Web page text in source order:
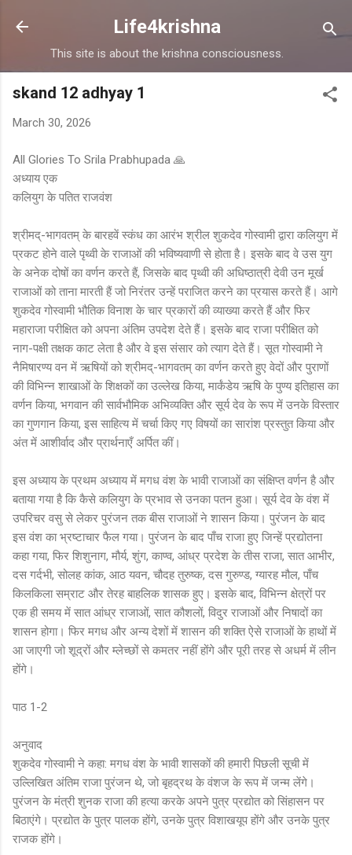
Skip to main content
Life4krishna
This site is about the krishna consciousness.
skand 12 adhyay 1
March 30, 2026
All Glories To Srila Prabhupada 🙏
अध्याय एक
कलियुग के पतित राजवंश
श्रीमद्-भागवतम् के बारहवें स्कंध का आरंभ श्रील शुकदेव गोस्वामी द्वारा कलियुग में
प्रकट होने वाले पृथ्वी के राजाओं की भविष्यवाणी से होता है। इसके बाद वे उस युग
के अनेक दोषों का वर्णन करते हैं, जिसके बाद पृथ्वी की अधिष्ठात्री देवी उन मूर्ख
राजाओं को ताना मारती हैं जो निरंतर उन्हें पराजित करने का प्रयास करते हैं। आगे
शुकदेव गोस्वामी भौतिक विनाश के चार प्रकारों की व्याख्या करते हैं और फिर
महाराजा परीक्षित को अपना अंतिम उपदेश देते हैं। इसके बाद राजा परीक्षित को
नाग-पक्षी तक्षक काट लेता है और वे इस संसार को त्याग देते हैं। सूत गोस्वामी ने
नैमिषारण्य वन में ऋषियों को श्रीमद्-भागवतम् का वर्णन करते हुए वेदों और पुराणों
की विभिन्न शाखाओं के शिक्षकों का उल्लेख किया, मार्कंडेय ऋषि के पुण्य इतिहास का
वर्णन किया, भगवान की सार्वभौमिक अभिव्यक्ति और सूर्य देव के रूप में उनके विस्तार
का गुणगान किया, इस साहित्य में चर्चा किए गए विषयों का सारांश प्रस्तुत किया और
अंत में आशीर्वाद और प्रार्थनाएँ अर्पित कीं।
इस अध्याय के प्रथम अध्याय में मगध वंश के भावी राजाओं का संक्षिप्त वर्णन है और
बताया गया है कि कैसे कलियुग के प्रभाव से उनका पतन हुआ। सूर्य देव के वंश में
उपरिचर वसु से लेकर पुरंजन तक बीस राजाओं ने शासन किया। पुरंजन के बाद
इस वंश का भ्रष्टाचार फैल गया। पुरंजन के बाद पाँच राजा हुए जिन्हें प्रद्योतना
कहा गया, फिर शिशुनाग, मौर्य, शुंग, काण्व, आंध्र प्रदेश के तीस राजा, सात आभीर,
दस गर्दभी, सोलह कांक, आठ यवन, चौदह तुरुष्क, दस गुरुण्ड, ग्यारह मौल, पाँच
किलकिला सम्राट और तेरह बाहलिक शासक हुए। इसके बाद, विभिन्न क्षेत्रों पर
एक ही समय में सात आंध्र राजाओं, सात कौशलों, विदुर राजाओं और निषादों का
शासन होगा। फिर मगध और अन्य देशों में शासन की शक्ति ऐसे राजाओं के हाथों में
आ जाएगी जो शूद्रों और म्लेच्छों से कमतर नहीं होंगे और पूरी तरह से अधर्म में लीन
होंगे।
पाठ 1-2
अनुवाद
शुकदेव गोस्वामी ने कहा: मगध वंश के भावी शासकों की हमारी पिछली सूची में
उल्लिखित अंतिम राजा पुरंजन थे, जो बृहद्रथ के वंशज के रूप में जन्म लेंगे।
पुरंजन के मंत्री शुनक राजा की हत्या करके अपने पुत्र प्रद्योत को सिंहासन पर
बिठाएंगे। प्रद्योत के पुत्र पालक होंगे, उनके पुत्र विशाखयूप होंगे और उनके पुत्र
राजक होंगे।